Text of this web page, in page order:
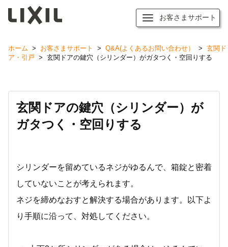
お客さまサポート
ホーム > お客さまサポート > Q&A(よくあるお問い合わせ） > 玄関ド
ア・引戸 > 玄関ドアの鍵穴（シリンダー）がガタつく・空回りする
玄関ドアの鍵穴（シリンダー）が
ガタつく・空回りする
シリンダーを留めているネジがゆるんで、箱錠と密着
していないことが考えられます。
ネジを締めなおすと解決する場合があります。以下よ
り手順に沿って、対処してください。